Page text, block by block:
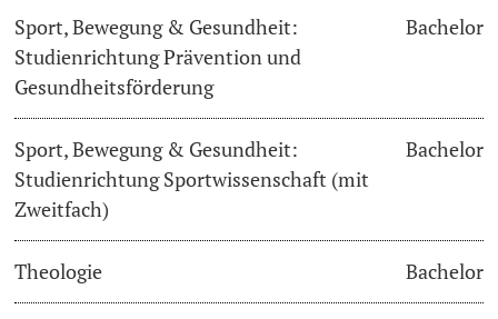
Sport, Bewegung & Gesundheit:
Studienrichtung Prävention und
Gesundheitsförderung
Bachelor
Sport, Bewegung & Gesundheit:
Studienrichtung Sportwissenschaft (mit
Zweitfach)
Bachelor
Theologie Bachelor